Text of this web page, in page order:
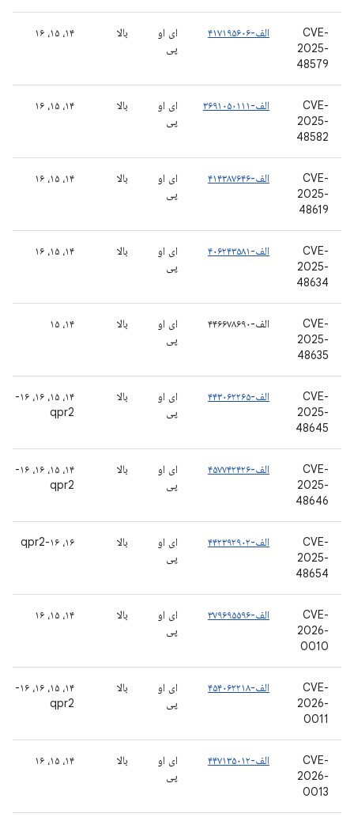
CVE-
2025-
48579
الف-۴۱۷۱۹۵۶۰۶
ای او
پی
بالا ۱۴، ۱۵، ۱۶
CVE-
2025-
48582
الف-۳۶۹۱۰۵۰۱۱۱
ای او
پی
بالا ۱۴، ۱۵، ۱۶
CVE-
2025-
48619
الف-۴۱۴۳۸۷۶۴۶
ای او
پی
بالا ۱۴، ۱۵، ۱۶
CVE-
2025-
48634
الف-۴۰۶۲۴۳۵۸۱
ای او
پی
بالا ۱۴، ۱۵، ۱۶
CVE-
2025-
48635
الف-۴۴۶۶۷۸۶۹۰
ای او
پی
بالا ۱۴، ۱۵
CVE-
2025-
48645
الف-۴۴۳۰۶۲۲۶۵
ای او
پی
بالا
۱۴، ۱۵، ۱۶، ۱۶-
qpr2
CVE-
2025-
48646
الف-۴۵۷۷۴۲۴۲۶
ای او
پی
بالا
۱۴، ۱۵، ۱۶، ۱۶-
qpr2
CVE-
2025-
48654
الف-۴۴۲۳۹۲۹۰۲
ای او
پی
بالا ۱۶، ۱۶-qpr2
CVE-
2026-
0010
الف-۳۷۹۶۹۵۵۹۶
ای او
پی
بالا ۱۴، ۱۵، ۱۶
CVE-
2026-
0011
الف-۴۵۴۰۶۲۲۱۸
ای او
پی
بالا
۱۴، ۱۵، ۱۶، ۱۶-
qpr2
CVE-
2026-
0013
الف-۴۴۷۱۳۵۰۱٢
ای او
پی
بالا ۱۴، ۱۵، ۱۶